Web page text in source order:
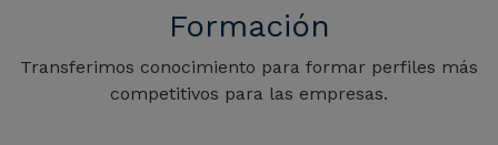
Formación
Transferimos conocimiento para formar perfiles más
competitivos para las empresas.